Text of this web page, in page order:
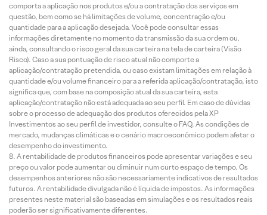
comporta a aplicação nos produtos e/ou a contratação dos serviços em
questão, bem como se há limitações de volume, concentração e/ou
quantidade para a aplicação desejada. Você pode consultar essas
informações diretamente no momento da transmissão da sua ordem ou,
ainda, consultando o risco geral da sua carteira na tela de carteira (Visão
Risco). Caso a sua pontuação de risco atual não comporte a
aplicação/contratação pretendida, ou caso existam limitações em relação à
quantidade e/ou volume financeiro para a referida aplicação/contratação, isto
significa que, com base na composição atual da sua carteira, esta
aplicação/contratação não está adequada ao seu perfil. Em caso de dúvidas
sobre o processo de adequação dos produtos oferecidos pela XP
Investimentos ao seu perfil de investidor, consulte o FAQ. As condições de
mercado, mudanças climáticas e o cenário macroeconômico podem afetar o
desempenho do investimento.
A rentabilidade de produtos financeiros pode apresentar variações e seu
preço ou valor pode aumentar ou diminuir num curto espaço de tempo. Os
desempenhos anteriores não são necessariamente indicativos de resultados
futuros. A rentabilidade divulgada não é líquida de impostos. As informações
presentes neste material são baseadas em simulações e os resultados reais
poderão ser significativamente diferentes.